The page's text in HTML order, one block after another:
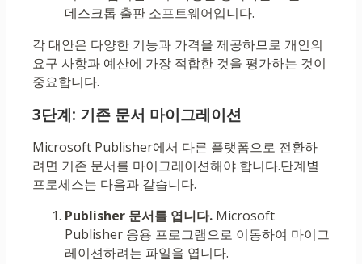
데스크톱 출판 소프트웨어입니다.
각 대안은 다양한 기능과 가격을 제공하므로 개인의
요구 사항과 예산에 가장 적합한 것을 평가하는 것이
중요합니다.
3단계: 기존 문서 마이그레이션
Microsoft Publisher에서 다른 플랫폼으로 전환하
려면 기존 문서를 마이그레이션해야 합니다.단계별
프로세스는 다음과 같습니다.
Publisher 문서를 엽니다. Microsoft
Publisher 응용 프로그램으로 이동하여 마이그
레이션하려는 파일을 엽니다.